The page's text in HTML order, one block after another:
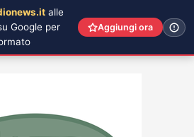
alle
Google per
Aggiungi ora